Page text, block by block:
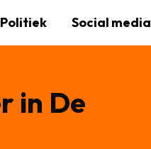
Politiek Social media
in De